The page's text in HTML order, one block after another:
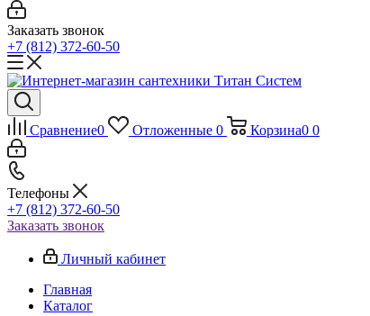
Заказать звонок
+7 (812) 372-60-50
Сравнение0 Отложенные 0 Корзина0 0
Телефоны
+7 (812) 372-60-50
Заказать звонок
Личный кабинет
Главная
Каталог